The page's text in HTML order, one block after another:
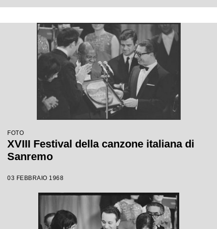
FOTO
XVIII Festival della canzone italiana di
Sanremo
03 FEBBRAIO 1968